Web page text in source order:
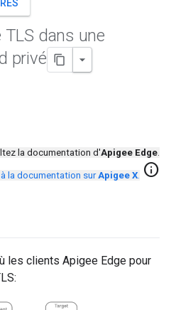
dans une
privé
la documentation d'Apigee Edge.
la documentation surApigee X. info
les clients Apigee Edge pour